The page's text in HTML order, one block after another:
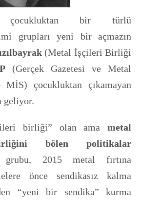
çocukluktan bir türlü
grupları yeni bir açmazın
(Metal İşçileri Birliği
(Gerçek Gazetesi ve Metal
çocukluktan çıkamayan
geliyor.
birliği” olan ama metal
bölen politikalar
2015 metal fırtına
önce sendikasız kalma
“yeni bir sendika” kurma